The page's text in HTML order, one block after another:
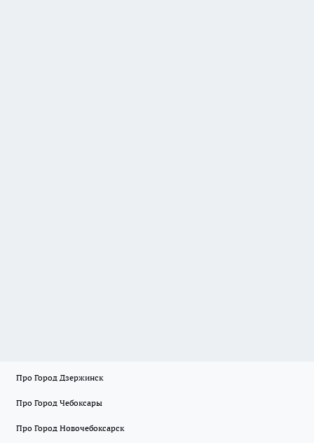
Про Город Дзержинск
Про Город Чебоксары
Про Город Новочебоксарск